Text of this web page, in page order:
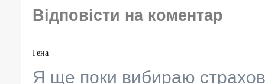
Відповісти на коментар
Гена
Я ще поки вибираю